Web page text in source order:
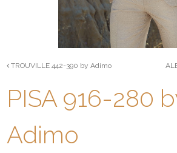
TROUVILLE 442-390 by Adimo
PISA 916-280
Adimo